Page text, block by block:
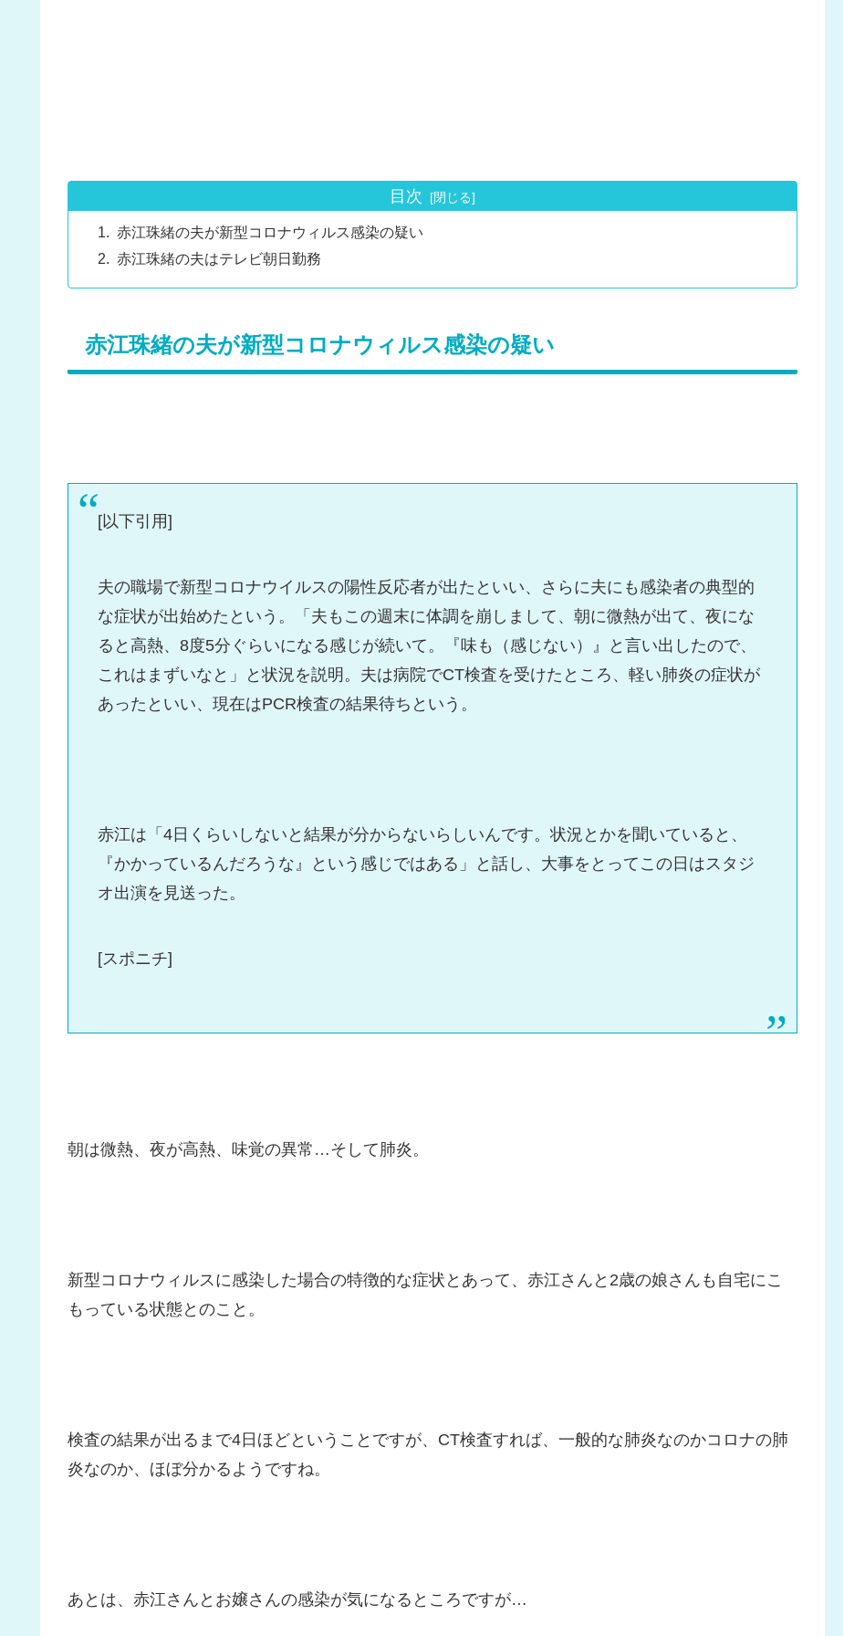
目次
赤江珠緒の夫が新型コロナウィルス感染の疑い
赤江珠緒の夫はテレビ朝日勤務
赤江珠緒の夫が新型コロナウィルス感染の疑い
[以下引用]
夫の職場で新型コロナウイルスの陽性反応者が出たといい、さらに夫にも感染者の典型的
な症状が出始めたという。「夫もこの週末に体調を崩しまして、朝に微熱が出て、夜にな
ると高熱、8度5分ぐらいになる感じが続いて。『味も（感じない）』と言い出したので、
これはまずいなと」と状況を説明。夫は病院でCT検査を受けたところ、軽い肺炎の症状が
あったといい、現在はPCR検査の結果待ちという。
赤江は「4日くらいしないと結果が分からないらしいんです。状況とかを聞いていると、
『かかっているんだろうな』という感じではある」と話し、大事をとってこの日はスタジ
オ出演を見送った。
[スポニチ]
朝は微熱、夜が高熱、味覚の異常…そして肺炎。
新型コロナウィルスに感染した場合の特徴的な症状とあって、赤江さんと2歳の娘さんも自宅にこ
もっている状態とのこと。
検査の結果が出るまで4日ほどということですが、CT検査すれば、一般的な肺炎なのかコロナの肺
炎なのか、ほぼ分かるようですね。
あとは、赤江さんとお嬢さんの感染が気になるところですが…